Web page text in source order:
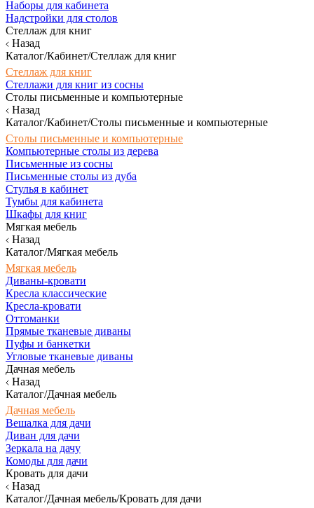
Наборы для кабинета
Надстройки для столов
Стеллаж для книг
Назад
Каталог/Кабинет/Стеллаж для книг
Стеллаж для книг
Стеллажи для книг из сосны
Столы письменные и компьютерные
Назад
Каталог/Кабинет/Столы письменные и компьютерные
Столы письменные и компьютерные
Компьютерные столы из дерева
Письменные из сосны
Письменные столы из дуба
Стулья в кабинет
Тумбы для кабинета
Шкафы для книг
Мягкая мебель
Назад
Каталог/Мягкая мебель
Мягкая мебель
Диваны-кровати
Кресла классические
Кресла-кровати
Оттоманки
Прямые тканевые диваны
Пуфы и банкетки
Угловые тканевые диваны
Дачная мебель
Назад
Каталог/Дачная мебель
Дачная мебель
Вешалка для дачи
Диван для дачи
Зеркала на дачу
Комоды для дачи
Кровать для дачи
Назад
Каталог/Дачная мебель/Кровать для дачи